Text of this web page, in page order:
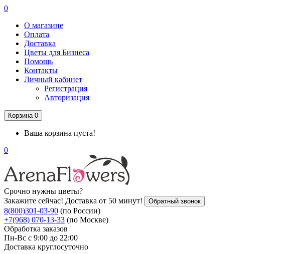
0
О магазине
Оплата
Доставка
Цветы для Бизнеса
Помощь
Контакты
Личный кабинет
Регистрация
Авторизация
Корзина 0
Ваша корзина пуста!
0
Срочно нужны цветы?
Закажите сейчас! Доставка от 50 минут!
Обратный звонок
8(800)301-03-90 (по России)
+7(968) 070-13-33 (по Москве)
Обработка заказов
Пн-Вс с 9:00 до 22:00
Доставка круглосуточно